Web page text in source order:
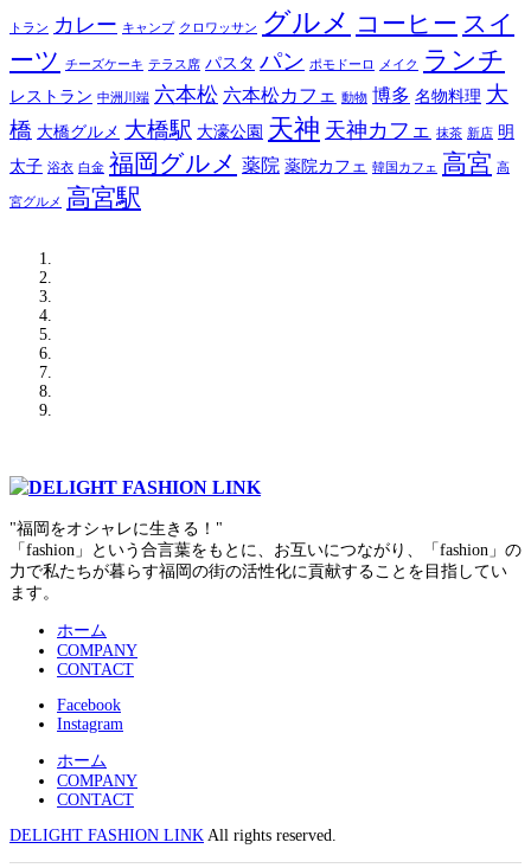
トラン カレー キャンプ クロワッサン グルメ コーヒー スイ
ーツ
チーズケーキ テラス席 パスタ パン ポモドーロ メイク ランチ
レストラン 中洲川端 六本松 六本松カフェ 動物 博多 名物料理 大
橋 大橋グルメ 大橋駅 大濠公園 天神 天神カフェ 抹茶 新店 明
太子 浴衣 白金 福岡グルメ 薬院 薬院カフェ 韓国カフェ 高宮 高
宮グルメ 高宮駅
"福岡をオシャレに生きる！"
「fashion」という合言葉をもとに、お互いにつながり、「fashion」の
力で私たちが暮らす福岡の街の活性化に貢献することを目指してい
ます。
ホーム
COMPANY
CONTACT
Facebook
Instagram
ホーム
COMPANY
CONTACT
DELIGHT FASHION LINK All rights reserved.